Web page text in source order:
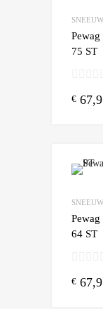
75 ST
€
64 ST
€